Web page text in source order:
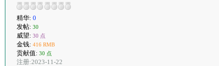
精华: 0
发帖: 30
威望: 30 点
金钱: 416 RMB
贡献值: 30 点
注册:2023-11-22